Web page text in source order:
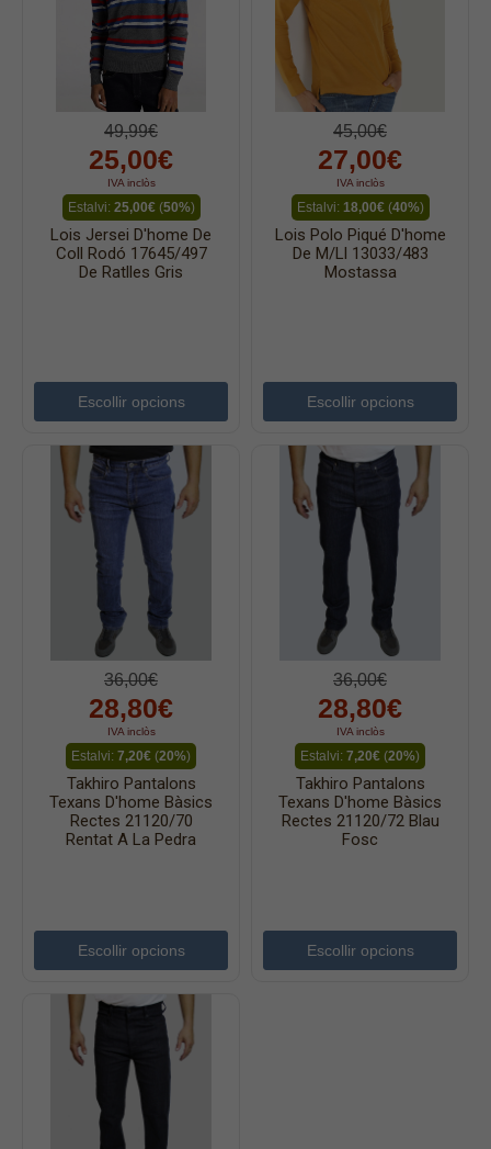
Mitjons
Pana dona
Roba interior
49,99€
25,00€
IVA inclòs
Estalvi: 25,00€(50%)
Lois Jersei D'home De
Coll Rodó 17645/497
De Ratlles Gris
Escollir opcions
45,00€
27,00€
IVA inclòs
Estalvi: 18,00€(40%)
Lois Polo Piqué D'home
De M/ll 13033/483
Mostassa
Escollir opcions
36,00€
28,80€
IVA inclòs
Estalvi: 7,20€ (20%)
Takhiro Pantalons
Texans D'home Bàsics
Rectes 21120/70
Rentat A La Pedra
Escollir opcions
36,00€
28,80€
IVA inclòs
Estalvi: 7,20€ (20%)
Takhiro Pantalons
Texans D'home Bàsics
Rectes 21120/72 Blau
Fosc
Escollir opcions